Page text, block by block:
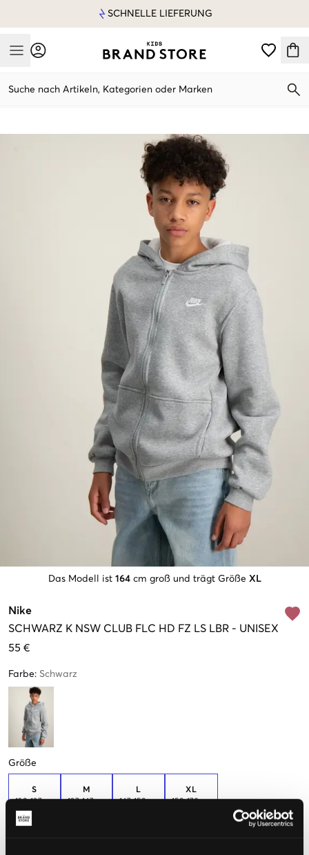
SCHNELLE LIEFERUNG
Mobile Menu
Suche nach Artikeln, Kategorien oder Marken
Das Modell ist 164 cm groß und trägt Größe XL
Nike
SCHWARZ K NSW CLUB FLC HD FZ LS LBR - UNISEX
55 €
Farbe: Schwarz
Größe
S
128-137cm
M
137-147cm
L
147-158cm
XL
158-170cm